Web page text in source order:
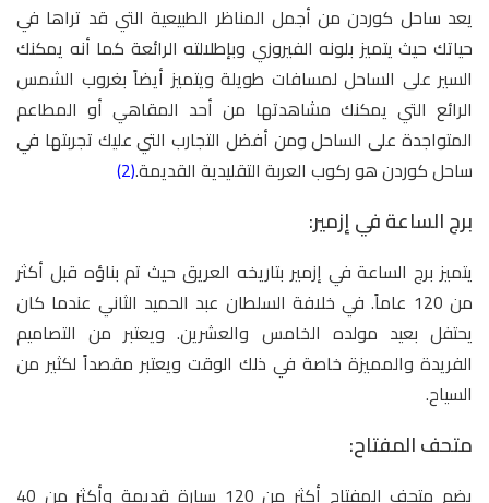
يعد ساحل كوردن من أجمل المناظر الطبيعية التي قد تراها في
حياتك حيث يتميز بلونه الفيروزي وبإطلالته الرائعة كما أنه يمكنك
السير على الساحل لمسافات طويلة ويتميز أيضاً بغروب الشمس
الرائع التي يمكنك مشاهدتها من أحد المقاهي أو المطاعم
المتواجدة على الساحل ومن أفضل التجارب التي عليك تجربتها في
ساحل كوردن هو ركوب العربة التقليدية القديمة.(2)
برج الساعة في إزمير:
يتميز برج الساعة في إزمير بتاريخه العريق حيث تم بناؤه قبل أكثر
من 120 عاماً. في خلافة السلطان عبد الحميد الثاني عندما كان
يحتفل بعيد مولده الخامس والعشرين. ويعتبر من التصاميم
الفريدة والمميزة خاصة في ذلك الوقت ويعتبر مقصداً لكثير من
السياح.
متحف المفتاح:
يضم متحف المفتاح أكثر من 120 سيارة قديمة وأكثر من 40